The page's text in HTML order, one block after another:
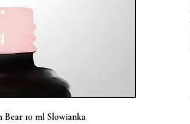
Bear 10 ml Slowianka